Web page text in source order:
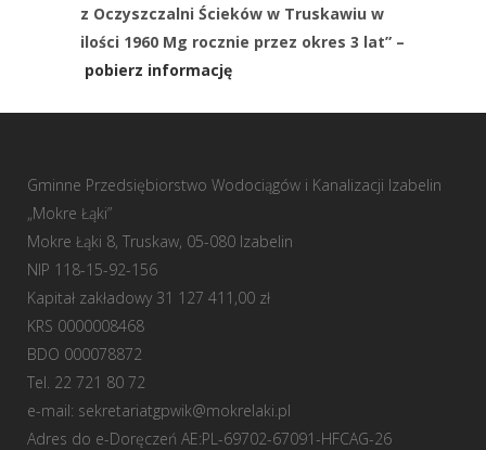
z Oczyszczalni Ścieków w Truskawiu w
ilości 1960 Mg rocznie przez okres 3 lat” –
pobierz informację
Gminne Przedsiębiorstwo Wodociągów i Kanalizacji Izabelin
„Mokre Łąki”
Mokre Łąki 8, Truskaw, 05-080 Izabelin
NIP 118-15-92-156
Kapitał zakładowy 31 127 411,00 zł
KRS 0000008468
BDO 000078872
Tel. 22 721 80 72
e-mail: sekretariatgpwik@mokrelaki.pl
Adres do e-Doręczeń AE:PL-69702-67091-HFCAG-26